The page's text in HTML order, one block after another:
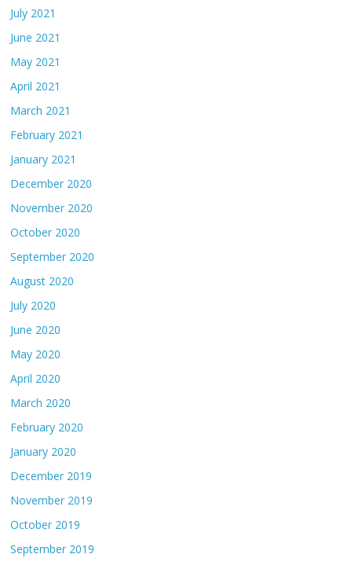
July 2021
June 2021
May 2021
April 2021
March 2021
February 2021
January 2021
December 2020
November 2020
October 2020
September 2020
August 2020
July 2020
June 2020
May 2020
April 2020
March 2020
February 2020
January 2020
December 2019
November 2019
October 2019
September 2019